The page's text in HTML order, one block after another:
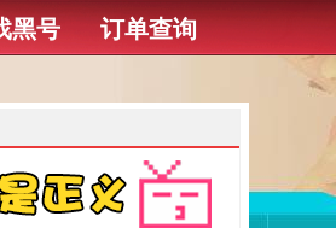
黑号 订单查询